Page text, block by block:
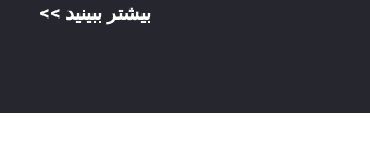
بیشتر ببینید >>